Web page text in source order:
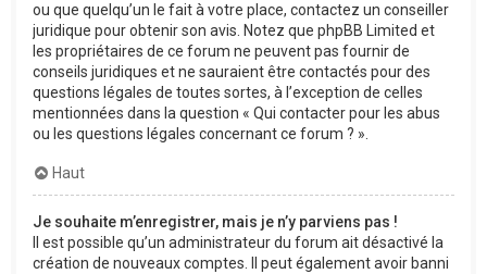
ou que quelqu’un le fait à votre place, contactez un conseiller
juridique pour obtenir son avis. Notez que phpBB Limited et
les propriétaires de ce forum ne peuvent pas fournir de
conseils juridiques et ne sauraient être contactés pour des
questions légales de toutes sortes, à l’exception de celles
mentionnées dans la question « Qui contacter pour les abus
ou les questions légales concernant ce forum ? ».
Haut
Je souhaite m’enregistrer, mais je n’y parviens pas !
Il est possible qu’un administrateur du forum ait désactivé la
création de nouveaux comptes. Il peut également avoir banni